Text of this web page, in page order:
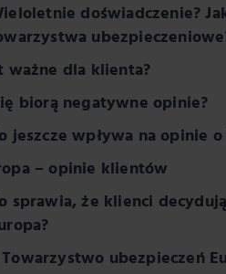
doświadczenie?
ważne dla klienta?
biorą negatywne opinie?
jeszcze wpływa na opinie
– opinie klientów
sprawia, że klienci
Towarzystwo ubezpieczeń